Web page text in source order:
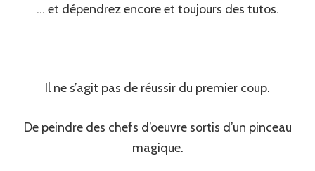
… et dépendrez encore et toujours des tutos.
Il ne s’agit pas de réussir du premier coup.
De peindre des chefs d’oeuvre sortis d’un pinceau
magique.